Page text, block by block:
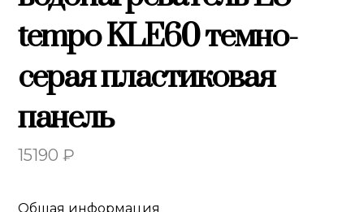
tempo KLE60 темно-
серая пластиковая
панель
15190₽
Общая информация